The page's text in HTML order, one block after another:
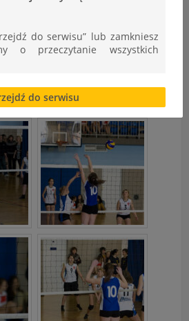
do serwisu” lub zamkniesz
o przeczytanie wszystkich
funkcjonalności plików
storage, może utrudnić lub
z Serwisu.
polityki prywatności oraz
osobowych dostępne są cały
> "Bezpieczeństwo"
do serwisu